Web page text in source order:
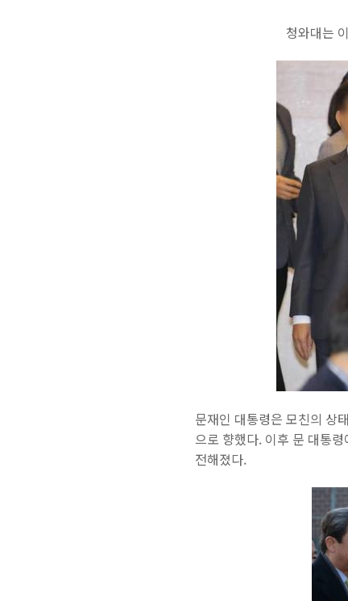
청와대는
문재인 대통령은 모친의 상
으로 향했다. 이후 문 대통
전해졌다.